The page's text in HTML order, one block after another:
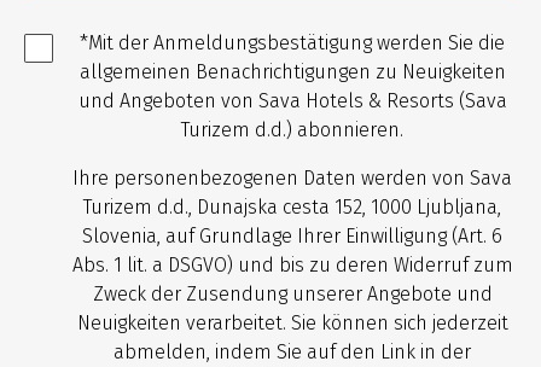
*Mit der Anmeldungsbestätigung werden Sie die
allgemeinen Benachrichtigungen zu Neuigkeiten
und Angeboten von Sava Hotels & Resorts (Sava
Turizem d.d.) abonnieren.
Ihre personenbezogenen Daten werden von Sava
Turizem d.d., Dunajska cesta 152, 1000 Ljubljana,
Slovenia, auf Grundlage Ihrer Einwilligung (Art. 6
Abs. 1 lit. a DSGVO) und bis zu deren Widerruf zum
Zweck der Zusendung unserer Angebote und
Neuigkeiten verarbeitet. Sie können sich jederzeit
abmelden, indem Sie auf den Link in der